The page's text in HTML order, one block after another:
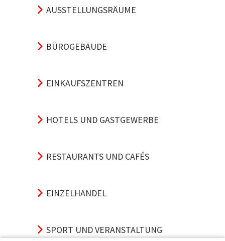
AUSSTELLUNGSRÄUME
BÜROGEBÄUDE
EINKAUFSZENTREN
HOTELS UND GASTGEWERBE
RESTAURANTS UND CAFÉS
EINZELHANDEL
SPORT UND VERANSTALTUNG